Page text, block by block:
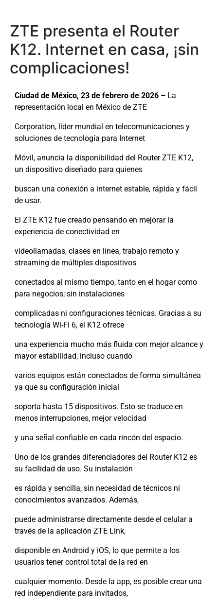
ZTE presenta el Router
K12. Internet en casa, ¡sin
complicaciones!
Ciudad de México, 23 de febrero de 2026 – La
representación local en México de ZTE
Corporation, líder mundial en telecomunicaciones y
soluciones de tecnología para Internet
Móvil, anuncia la disponibilidad del Router ZTE K12,
un dispositivo diseñado para quienes
buscan una conexión a internet estable, rápida y fácil
de usar.
El ZTE K12 fue creado pensando en mejorar la
experiencia de conectividad en
videollamadas, clases en línea, trabajo remoto y
streaming de múltiples dispositivos
conectados al mismo tiempo, tanto en el hogar como
para negocios; sin instalaciones
complicadas ni configuraciones técnicas. Gracias a su
tecnología Wi-Fi 6, el K12 ofrece
una experiencia mucho más fluida con mejor alcance y
mayor estabilidad, incluso cuando
varios equipos están conectados de forma simultánea
ya que su configuración inicial
soporta hasta 15 dispositivos. Esto se traduce en
menos interrupciones, mejor velocidad
y una señal confiable en cada rincón del espacio.
Uno de los grandes diferenciadores del Router K12 es
su facilidad de uso. Su instalación
es rápida y sencilla, sin necesidad de técnicos ni
conocimientos avanzados. Además,
puede administrarse directamente desde el celular a
través de la aplicación ZTE Link,
disponible en Android y iOS, lo que permite a los
usuarios tener control total de la red en
cualquier momento. Desde la app, es posible crear una
red independiente para invitados,